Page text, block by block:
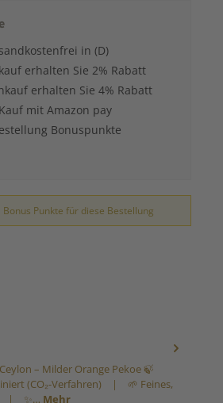
in (D)
erhalten Sie 2% Rabatt
erhalten Sie 4% Rabatt
mit Amazon pay
Bonuspunkte
Bonus Punkte für diese Bestellung
– Milder Orange Pekoe 🍃
(CO₂-Verfahren) | 🌱 Feines,
| ✨… Mehr